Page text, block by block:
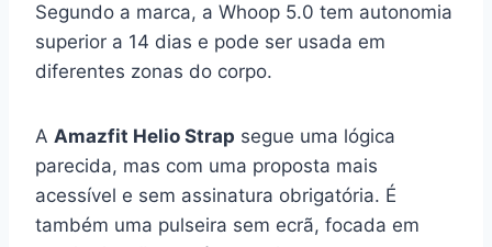
Segundo a marca, a Whoop 5.0 tem autonomia
superior a 14 dias e pode ser usada em
diferentes zonas do corpo.
A Amazfit Helio Strap segue uma lógica
parecida, mas com uma proposta mais
acessível e sem assinatura obrigatória. É
também uma pulseira sem ecrã, focada em